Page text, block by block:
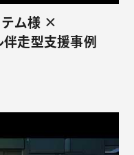
テム様 ×
伴走型支援事例